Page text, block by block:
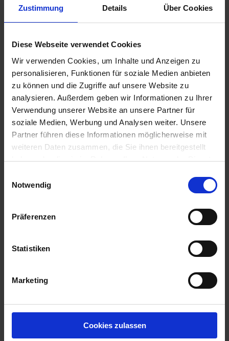
Zustimmung Details Über Cookies
Diese Webseite verwendet Cookies
Wir verwenden Cookies, um Inhalte und Anzeigen zu
personalisieren, Funktionen für soziale Medien anbieten
zu können und die Zugriffe auf unsere Website zu
analysieren. Außerdem geben wir Informationen zu Ihrer
Verwendung unserer Website an unsere Partner für
soziale Medien, Werbung und Analysen weiter. Unsere
Partner führen diese Informationen möglicherweise mit
weiteren Daten zusammen, die Sie ihnen bereitgestellt
haben oder die sie im Rahmen Ihrer Nutzung der Dienste
Notwendig
Präferenzen
Statistiken
Marketing
Cookies zulassen
Padawan Plus